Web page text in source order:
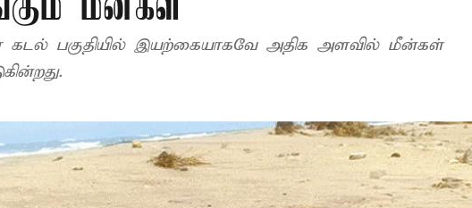
கடல் பகுதியில் இயற்கையாகவே அதிக அளவில் மீன்கள்